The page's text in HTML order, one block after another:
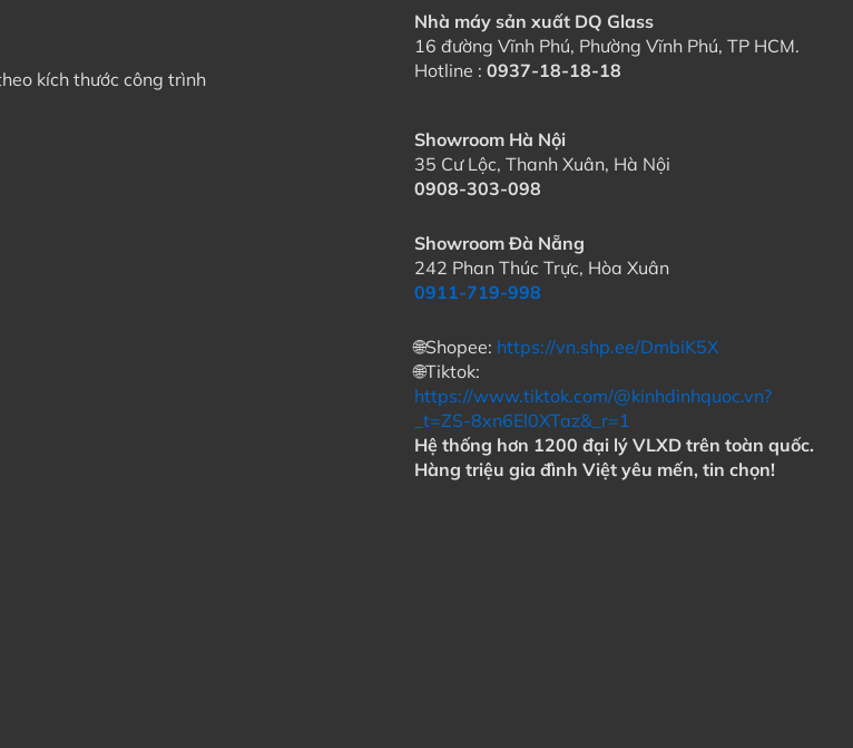
kích thước công trình
Nhà máy sản xuất DQ Glass
16 đường Vĩnh Phú, Phường Vĩnh Phú, TP HCM.
Hotline : 0937-18-18-18
Showroom Hà Nội
35 Cư Lộc, Thanh Xuân, Hà Nội
0908-303-098
Showroom Đà Nẵng
242 Phan Thúc Trực, Hòa Xuân
0911-719-998
🌐Shopee: https://vn.shp.ee/DmbiK5X
🌐Tiktok:
https://www.tiktok.com/@kinhdinhquoc.vn?
_t=ZS-8xn6El0XTaz&_r=1
Hệ thống hơn 1200 đại lý VLXD trên toàn quốc.
Hàng triệu gia đình Việt yêu mến, tin chọn!